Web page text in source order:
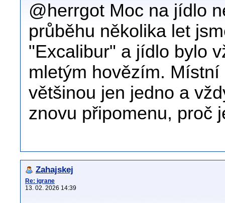
@herrgot Moc na jídlo
průběhu několika let
"Excalibur" a jídlo bylo
mletým hovězím.
většinou jen jedno a
znovu připomenu, proč
Zahajskej
Re: igrane
13. 02. 2026 14:39